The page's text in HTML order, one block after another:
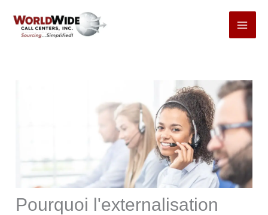
Pourquoi l'externalisation